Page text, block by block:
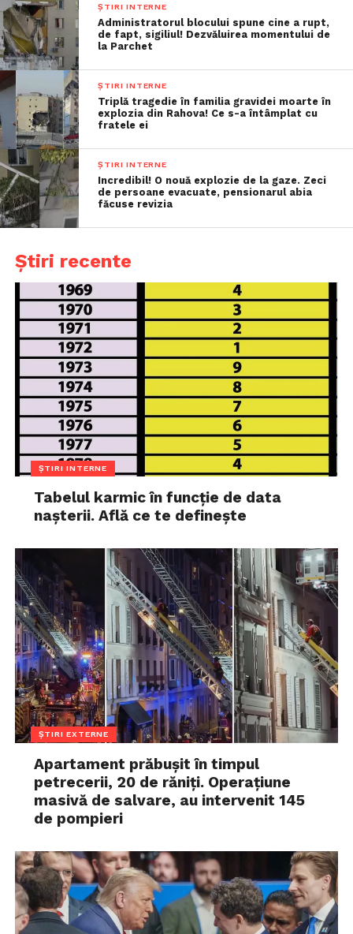
ȘTIRI INTERNE
Administratorul blocului spune cine a rupt,
de fapt, sigiliul! Dezvăluirea momentului de
la Parchet
ȘTIRI INTERNE
Triplă tragedie în familia gravidei moarte în
explozia din Rahova! Ce s-a întâmplat cu
fratele ei
ȘTIRI INTERNE
Incredibil! O nouă explozie de la gaze. Zeci
de persoane evacuate, pensionarul abia
făcuse revizia
Știri recente
ȘTIRI INTERNE
Tabelul karmic în funcție de data
nașterii. Află ce te definește
ȘTIRI EXTERNE
Apartament prăbușit în timpul
petrecerii, 20 de răniți. Operațiune
masivă de salvare, au intervenit 145
de pompieri